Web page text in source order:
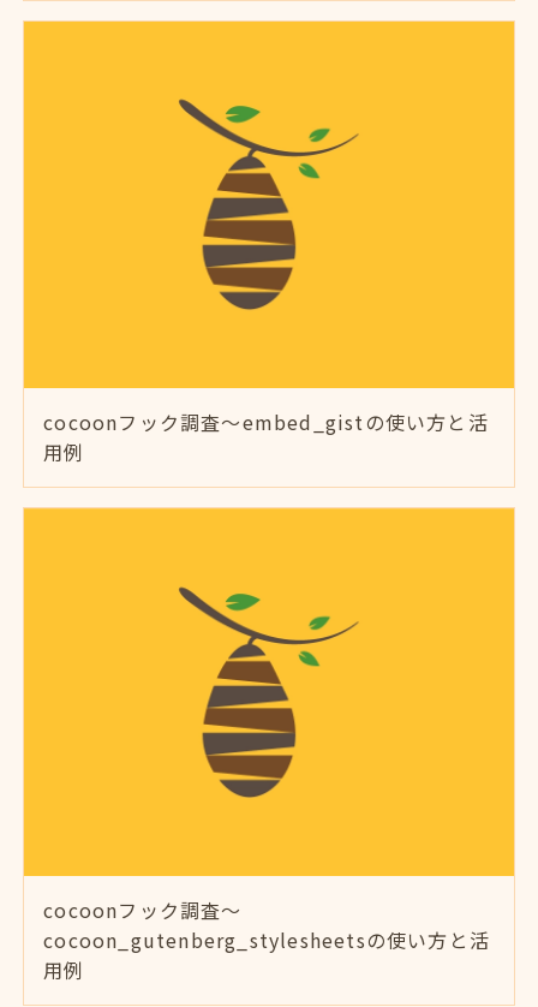
cocoonフック調査～embed_gistの使い方と活
用例
cocoonフック調査～
cocoon_gutenberg_stylesheetsの使い方と活
用例